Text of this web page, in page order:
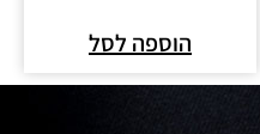
הוספה לסל